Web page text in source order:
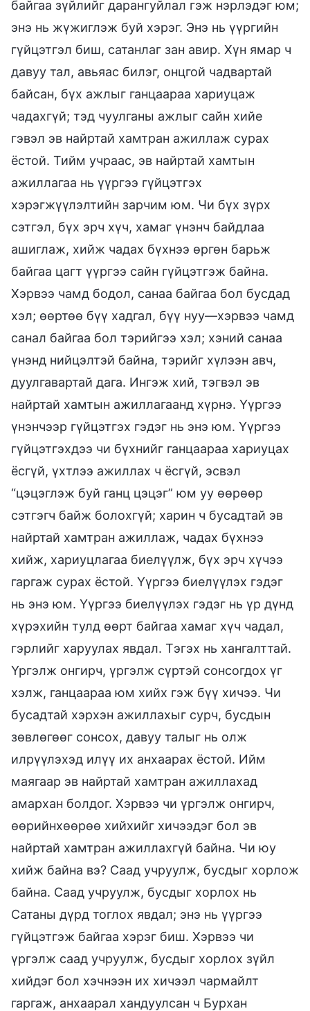
байгаа зүйлийг дарангуйлал гэж нэрлэдэг юм;
энэ нь жүжиглэж буй хэрэг. Энэ нь үүргийн
гүйцэтгэл биш, сатанлаг зан авир. Хүн ямар ч
давуу тал, авьяас билэг, онцгой чадвартай
байсан, бүх ажлыг ганцаараа хариуцаж
чадахгүй; тэд чуулганы ажлыг сайн хийе
гэвэл эв найртай хамтран ажиллаж сурах
ёстой. Тийм учраас, эв найртай хамтын
ажиллагаа нь үүргээ гүйцэтгэх
хэрэгжүүлэлтийн зарчим юм. Чи бүх зүрх
сэтгэл, бүх эрч хүч, хамаг үнэнч байдлаа
ашиглаж, хийж чадах бүхнээ өргөн барьж
байгаа цагт үүргээ сайн гүйцэтгэж байна.
Хэрвээ чамд бодол, санаа байгаа бол бусдад
хэл; өөртөө бүү хадгал, бүү нуу—хэрвээ чамд
санал байгаа бол тэрийгээ хэл; хэний санаа
үнэнд нийцэлтэй байна, тэрийг хүлээн авч,
дуулгавартай дага. Ингэж хий, тэгвэл эв
найртай хамтын ажиллагаанд хүрнэ. Үүргээ
үнэнчээр гүйцэтгэх гэдэг нь энэ юм. Үүргээ
гүйцэтгэхдээ чи бүхнийг ганцаараа хариуцах
ёсгүй, үхтлээ ажиллах ч ёсгүй, эсвэл
“цэцэглэж буй ганц цэцэг” юм уу өөрөөр
сэтгэгч байж болохгүй; харин ч бусадтай эв
найртай хамтран ажиллаж, чадах бүхнээ
хийж, хариуцлагаа биелүүлж, бүх эрч хүчээ
гаргаж сурах ёстой. Үүргээ биелүүлэх гэдэг
нь энэ юм. Үүргээ биелүүлэх гэдэг нь үр дүнд
хүрэхийн тулд өөрт байгаа хамаг хүч чадал,
гэрлийг харуулах явдал. Тэгэх нь хангалттай.
Үргэлж онгирч, үргэлж сүртэй сонсогдох үг
хэлж, ганцаараа юм хийх гэж бүү хичээ. Чи
бусадтай хэрхэн ажиллахыг сурч, бусдын
зөвлөгөөг сонсох, давуу талыг нь олж
илрүүлэхэд илүү их анхаарах ёстой. Ийм
маягаар эв найртай хамтран ажиллахад
амархан болдог. Хэрвээ чи үргэлж онгирч,
өөрийнхөөрөө хийхийг хичээдэг бол эв
найртай хамтран ажиллахгүй байна. Чи юу
хийж байна вэ? Саад учруулж, бусдыг хорлож
байна. Саад учруулж, бусдыг хорлох нь
Сатаны дүрд тоглох явдал; энэ нь үүргээ
гүйцэтгэж байгаа хэрэг биш. Хэрвээ чи
үргэлж саад учруулж, бусдыг хорлох зүйл
хийдэг бол хэчнээн их хичээл чармайлт
гаргаж, анхаарал хандуулсан ч Бурхан